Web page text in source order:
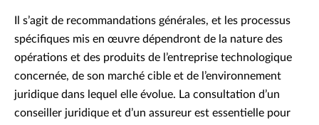
Il s’agit de recommandations générales, et les processus
spécifiques mis en œuvre dépendront de la nature des
opérations et des produits de l’entreprise technologique
concernée, de son marché cible et de l’environnement
juridique dans lequel elle évolue. La consultation d’un
conseiller juridique et d’un assureur est essentielle pour